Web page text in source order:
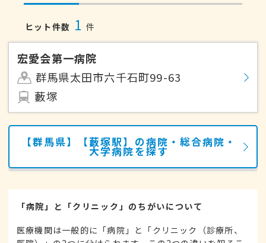
ヒット件数 1 件
宏愛会第一病院
群馬県太田市六千石町99-63
藪塚
【群馬県】【藪塚駅】の病院・総合病院・
大学病院を探す
「病院」と「クリニック」のちがいについて
医療機関は一般的に「病院」と「クリニック（診療所、